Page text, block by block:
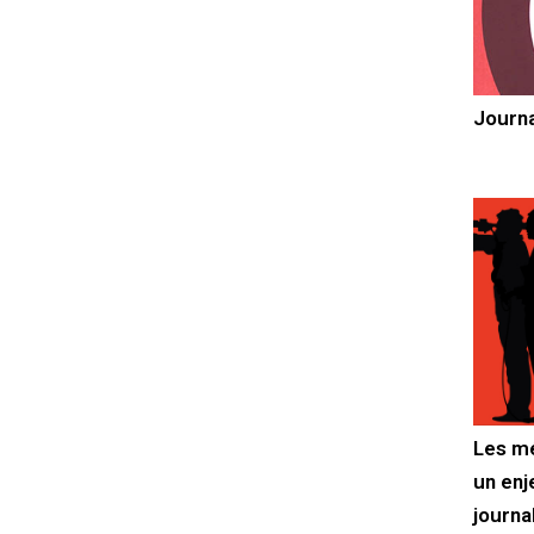
Les
un